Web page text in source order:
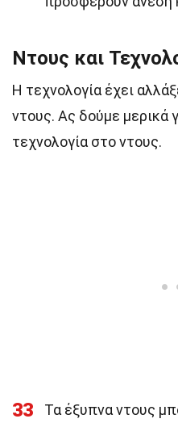
Ντους και
Η τεχνολογία έχει
ντους. Ας δούμε μερικά
τεχνολογία στο ντους.
33
Τα έξυπνα ντους